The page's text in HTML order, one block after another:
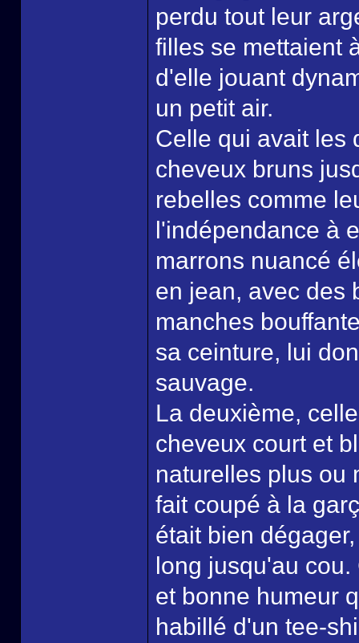
perdu tout leur
filles se mettaient
d'elle jouant
un petit air.
Celle qui avait les
cheveux bruns
rebelles comme
l'indépendance à
marrons nuancé
en jean, avec des
manches
sa ceinture, lui
sauvage.
La deuxième,
cheveux court et
naturelles plus ou
fait coupé à la
était bien
long jusqu'au
et bonne humeur
habillé d'un tee-